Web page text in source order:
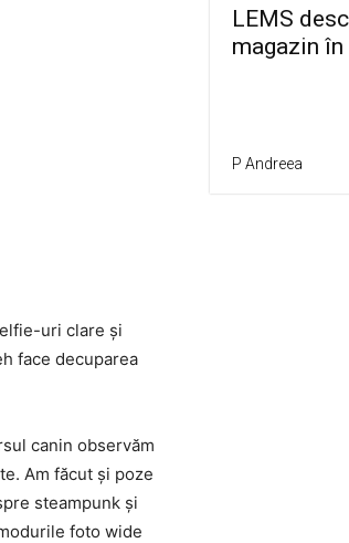
uri clare şi
face decuparea
canin observăm
Am făcut şi poze
steampunk şi
foto wide
LEMS
magazin în
P Andreea